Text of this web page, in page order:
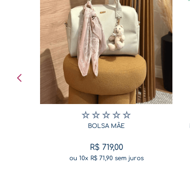
☆☆☆☆☆
BOLSA MÃE
R$ 719,00
ou 10x R$ 71,90sem juros